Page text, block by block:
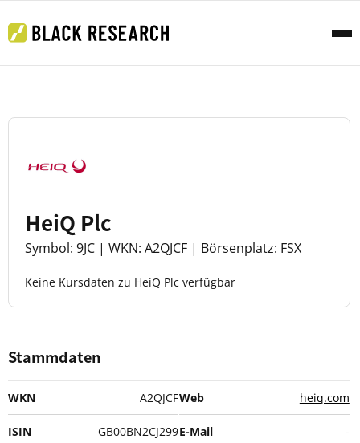
HeiQ Plc
Symbol: 9JC | WKN: A2QJCF | Börsenplatz: FSX
Keine Kursdaten zu HeiQ Plc verfügbar
Stammdaten
WKN A2QJCF
ISIN GB00BN2CJ299
Web heiq.com
E-Mail -